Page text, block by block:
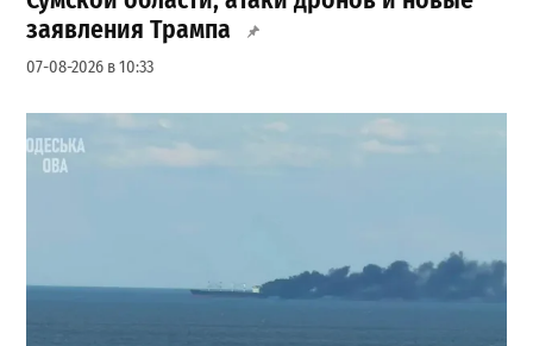
заявления Трампа
07-08-2026 в 10:33